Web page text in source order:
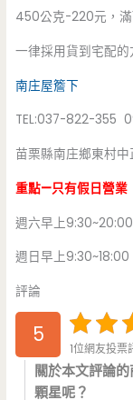
450公克-220元，滿
一律採用貨到宅配
南庄屋簷下
TEL:037-822-355
苗栗縣南庄鄉東村
重點—只有假日營業
週六早上9:30~20:00
週日早上9:30~18:00
評論
5
1位網友投票
關於本文評論
顆星呢？